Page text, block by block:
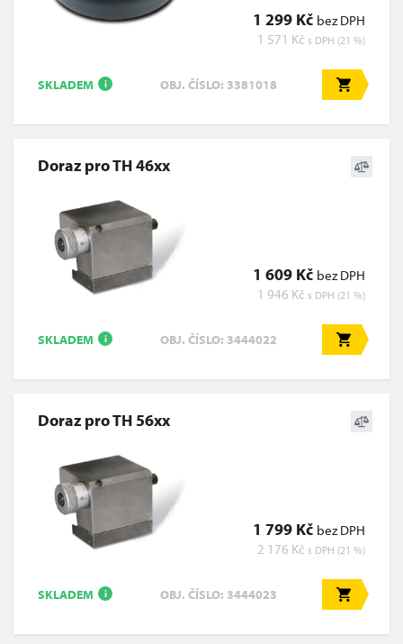
1 299 Kč bez DPH
1 571 Kč s DPH (21 %)
SKLADEM i OBJ. ČÍSLO: 3381018
Doraz pro TH 46xx
1 609 Kč bez DPH
1 946 Kč s DPH (21 %)
SKLADEM i OBJ. ČÍSLO: 3444022
Doraz pro TH 56xx
1 799 Kč bez DPH
2 176 Kč s DPH (21 %)
SKLADEM i OBJ. ČÍSLO: 3444023